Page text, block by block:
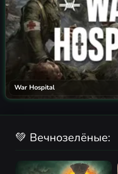
War Hospital
💚 Вечнозелёные: